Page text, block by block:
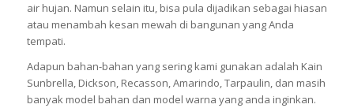
air hujan. Namun selain itu, bisa pula dijadikan sebagai hiasan
atau menambah kesan mewah di bangunan yang Anda
tempati.
Adapun bahan-bahan yang sering kami gunakan adalah Kain
Sunbrella, Dickson, Recasson, Amarindo, Tarpaulin, dan masih
banyak model bahan dan model warna yang anda inginkan.